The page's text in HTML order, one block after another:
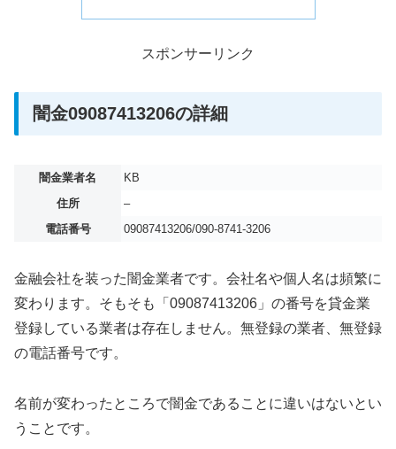
スポンサーリンク
闇金09087413206の詳細
闇金業者名
KB
住所
–
電話番号
09087413206/090-8741-3206
金融会社を装った闇金業者です。会社名や個人名は頻繁に
変わります。そもそも「09087413206」の番号を貸金業
登録している業者は存在しません。無登録の業者、無登録
の電話番号です。
名前が変わったところで闇金であることに違いはないとい
うことです。